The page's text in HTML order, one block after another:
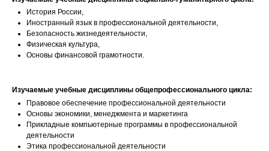
История России,
Иностранный язык в профессиональной деятельности,
Безопасность жизнедеятельности,
Физическая культура,
Основы финансовой грамотности.
Изучаемые учебные дисциплины общепрофессионального цикла:
Правовое обеспечение профессиональной деятельности
Основы экономики, менеджмента и маркетинга
Прикладные компьютерные программы в профессиональной
деятельности
Этика профессиональной деятельности